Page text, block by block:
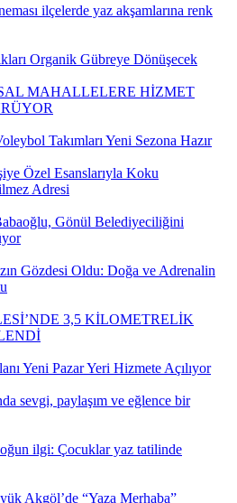
ilçelerde yaz akşamlarına renk
Organik Gübreye Dönüşecek
MAHALLELERE HİZMET
Takımları Yeni Sezona Hazır
Özel Esanslarıyla Koku
Adresi
Gönül Belediyeciliğini
Gözdesi Oldu: Doğa ve Adrenalin
3,5 KİLOMETRELİK
Yeni Pazar Yeri Hizmete Açılıyor
sevgi, paylaşım ve eğlence bir
ilgi: Çocuklar yaz tatilinde
Akgöl’de “Yaza Merhaba”